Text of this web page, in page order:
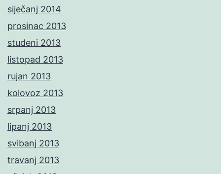
siječanj 2014
prosinac 2013
studeni 2013
listopad 2013
rujan 2013
kolovoz 2013
srpanj 2013
lipanj 2013
svibanj 2013
travanj 2013